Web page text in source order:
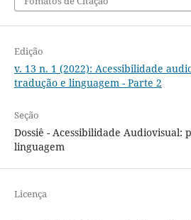
Edição
v. 13 n. 1 (2022): Acessibilidade
tradução e linguagem - Parte 2
Seção
Dossiê - Acessibilidade Audiovisual:
linguagem
Licença